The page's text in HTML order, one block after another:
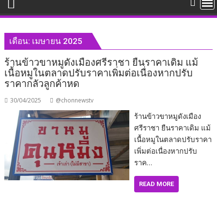
เดือน: เมษายน 2025
ร้านข้าวขาหมูดังเมืองศรีราชา ยืนราคาเดิม แม้
เนื้อหมูในตลาดปรับราคาเพิ่มต่อเนื่องหากปรับ
ราคากลัวลูกค้าหด
30/04/2025 @chonnewstv
ร้านข้าวขาหมูดังเมือง
ศรีราชา ยืนราคาเดิม แม้
เนื้อหมูในตลาดปรับราคา
เพิ่มต่อเนื่องหากปรับ
ราค…
READ MORE